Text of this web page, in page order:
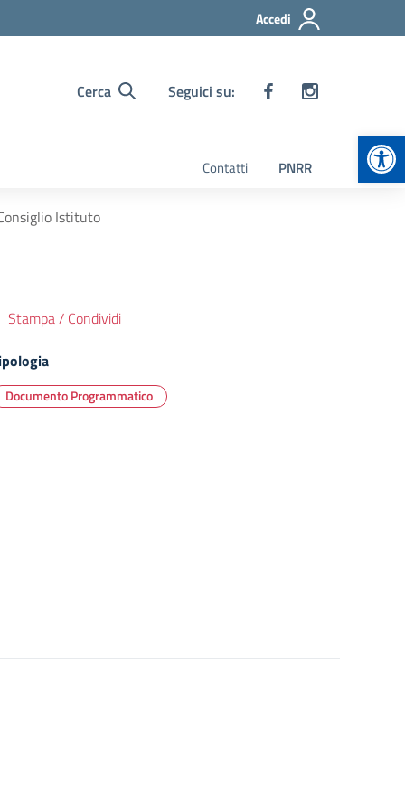
Accedi
Cerca Seguici su:
Contatti PNRR
Istituto
Stampa / Condividi
Documento Programmatico